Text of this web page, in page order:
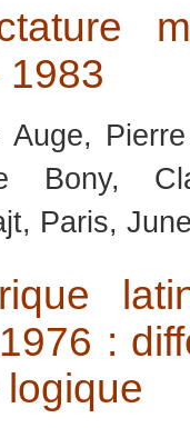
1983
Auge,
Bony,
Paris,
: